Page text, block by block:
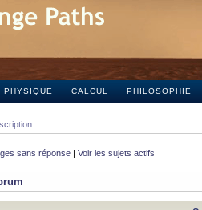
PHYSIQUE CALCUL PHILOSOPHIE
sans réponse | Voir les sujets actifs